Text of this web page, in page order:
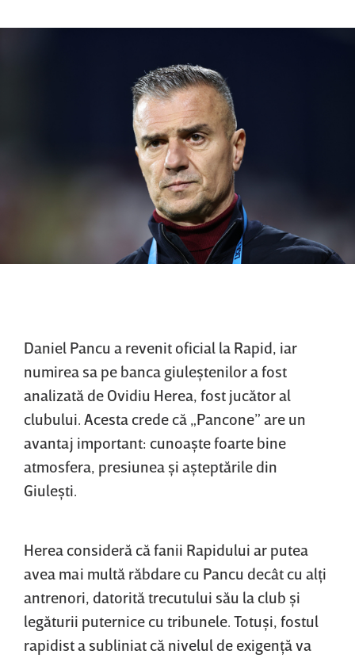
Daniel Pancu a revenit oficial la Rapid, iar
numirea sa pe banca giuleştenilor a fost
analizată de Ovidiu Herea, fost jucător al
clubului. Acesta crede că „Pancone” are un
avantaj important: cunoaşte foarte bine
atmosfera, presiunea şi aşteptările din
Giuleşti.
Herea consideră că fanii Rapidului ar putea
avea mai multă răbdare cu Pancu decât cu alţi
antrenori, datorită trecutului său la club şi
legăturii puternice cu tribunele. Totuşi, fostul
rapidist a subliniat că nivelul de exigenţă va